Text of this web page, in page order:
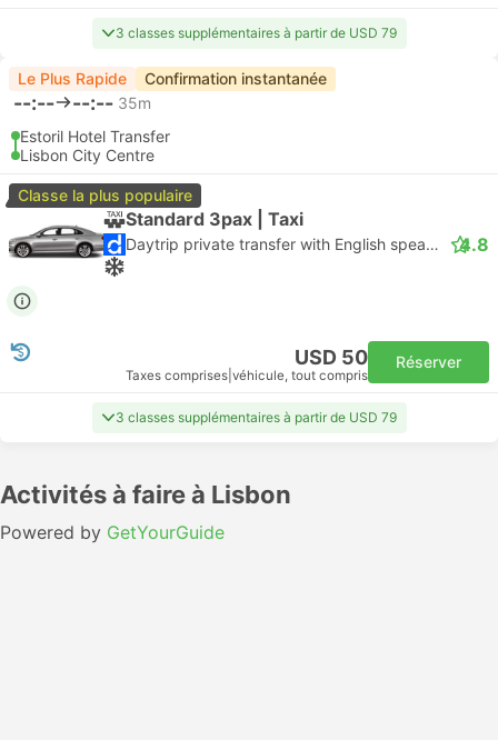
3 classes supplémentaires à partir de USD 79
Le Plus Rapide Confirmation instantanée
--:-- --:-- 35m
Estoril Hotel Transfer
Lisbon City Centre
Classe la plus populaire
Standard 3pax | Taxi
Daytrip private transfer with English speaking driver 4.8
USD 50
Taxes comprises véhicule, tout compris
Réserver
3 classes supplémentaires à partir de USD 79
Activités à faire à Lisbon
Powered by GetYourGuide